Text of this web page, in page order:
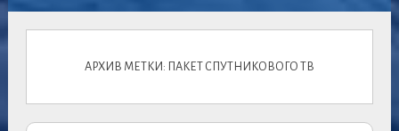
АРХИВ МЕТКИ: ПАКЕТ СПУТНИКОВОГО ТВ